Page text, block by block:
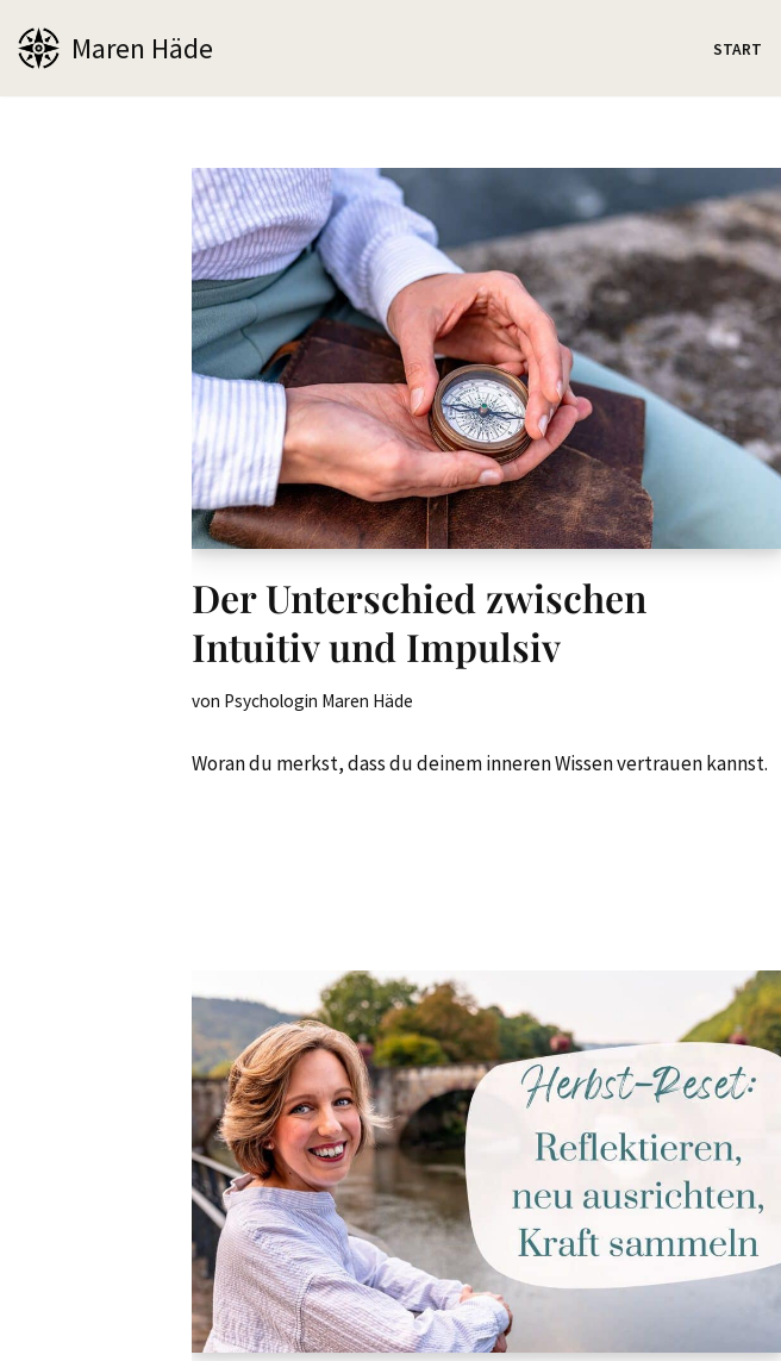
Zum
Maren Häde START
Der Unterschied zwischen
Intuitiv und Impulsiv
von Psychologin Maren Häde
Woran du merkst, dass du deinem inneren Wissen vertrauen kannst.